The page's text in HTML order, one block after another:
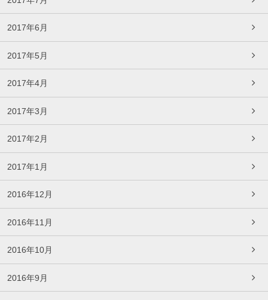
2017年6月
2017年5月
2017年4月
2017年3月
2017年2月
2017年1月
2016年12月
2016年11月
2016年10月
2016年9月